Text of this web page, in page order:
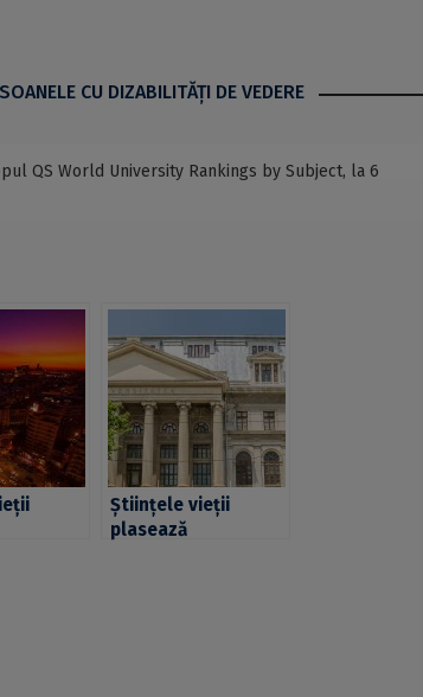
CU DIZABILITĂŢI DE VEDERE
QS World University Rankings by Subject, la 6
Științele vieții
plasează